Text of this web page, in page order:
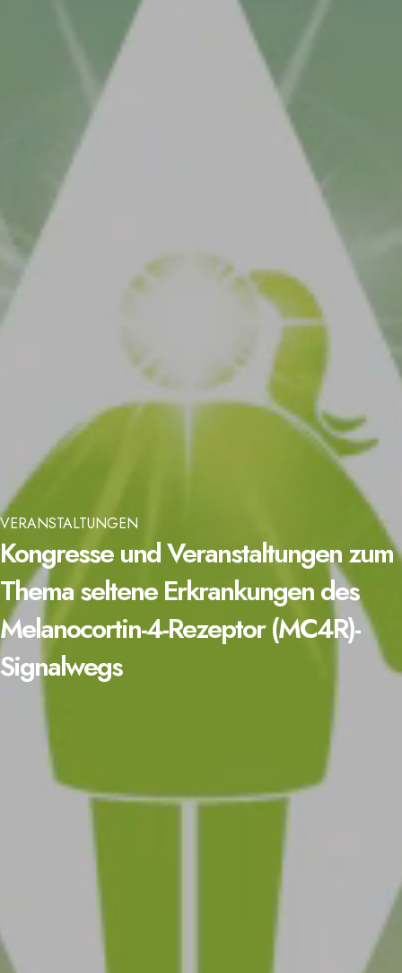
VERANSTALTUNGEN
Kongresse und Veranstaltungen zum
Thema seltene Erkrankungen des
Melanocortin-4-Rezeptor (MC4R)-
Signalwegs